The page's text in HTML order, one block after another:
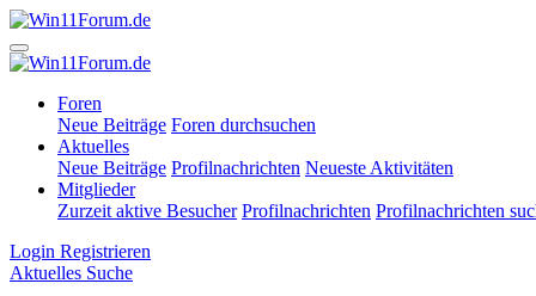
Foren
Neue Beiträge Foren durchsuchen
Aktuelles
Neue Beiträge Profilnachrichten Neueste Aktivitäten
Mitglieder
Zurzeit aktive Besucher Profilnachrichten Profilnachrichten
Login Registrieren
Aktuelles Suche